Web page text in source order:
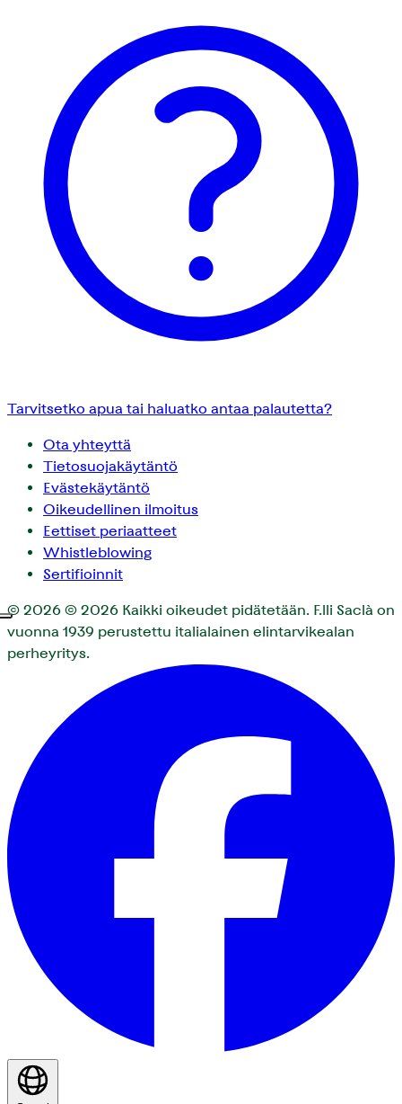
Tarvitsetko apua tai haluatko antaa palautetta?
Ota yhteyttä
Tietosuojakäytäntö
Evästekäytäntö
Oikeudellinen ilmoitus
Eettiset periaatteet
Whistleblowing
Sertifioinnit
© 2026 © 2026 Kaikki oikeudet pidätetään. F.lli Saclà on
vuonna 1939 perustettu italialainen elintarvikealan
perheyritys.